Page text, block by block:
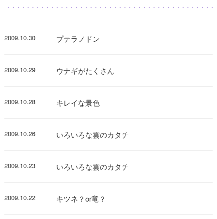
2009.10.30 プテラノドン
2009.10.29 ウナギがたくさん
2009.10.28 キレイな景色
2009.10.26 いろいろな雲のカタチ
2009.10.23 いろいろな雲のカタチ
2009.10.22 キツネ？or竜？